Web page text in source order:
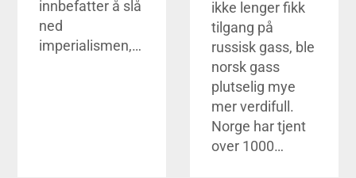
innbefatter å slå
ned
imperialismen,…
ikke lenger fikk
tilgang på
russisk gass, ble
norsk gass
plutselig mye
mer verdifull.
Norge har tjent
over 1000…